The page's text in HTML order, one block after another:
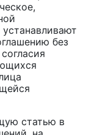
без
статью в